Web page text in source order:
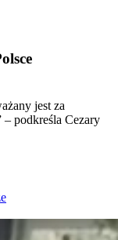
jest za
– podkreśla Cezary